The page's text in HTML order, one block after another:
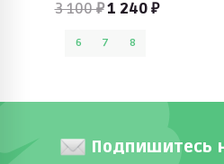
3 100 ₽1 240 ₽
6 7 8
Подпишитесь